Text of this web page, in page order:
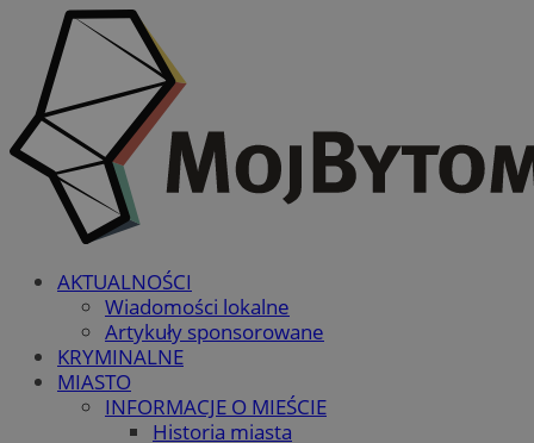
AKTUALNOŚCI
Wiadomości lokalne
Artykuły sponsorowane
KRYMINALNE
MIASTO
INFORMACJE O MIEŚCIE
Historia miasta